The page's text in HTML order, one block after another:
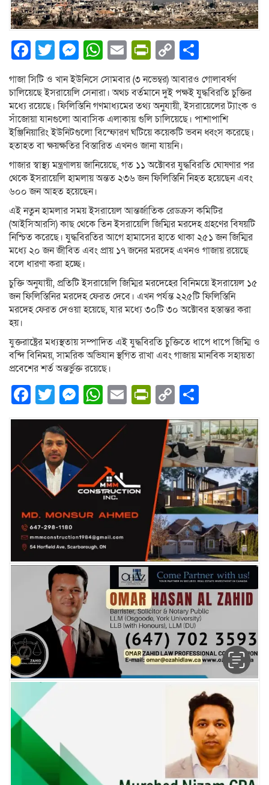
Facebook
Twitter
Messenger
WhatsApp
EmailPrintFriendly
Copy
Link
গাজা সিটি ও খান ইউনিসে সোমবার (৩ নভেম্বর) আবারও গোলাবর্ষণ
চালিয়েছে ইসরায়েলি সেনারা। অথচ বর্তমানে দুই পক্ষই যুদ্ধবিরতি চুক্তির
মধ্যে রয়েছে। ফিলিস্তিনি গণমাধ্যমের তথ্য অনুযায়ী, ইসরায়েলের ট্যাংক ও
সাঁজোয়া যানগুলো আবাসিক এলাকায় গুলি চালিয়েছে। পাশাপাশি
ইঞ্জিনিয়ারিং ইউনিটগুলো বিস্ফোরণ ঘটিয়ে কয়েকটি ভবন ধ্বংস করেছে।
হতাহত বা ক্ষয়ক্ষতির বিস্তারিত এখনও জানা যায়নি।
গাজার স্বাস্থ্য মন্ত্রণালয় জানিয়েছে, গত ১১ অক্টোবর যুদ্ধবিরতি ঘোষণার পর
থেকে ইসরায়েলি হামলায় অন্তত ২৩৬ জন ফিলিস্তিনি নিহত হয়েছেন এবং
৬০০ জন আহত হয়েছেন।
এই নতুন হামলার সময় ইসরায়েল আন্তর্জাতিক রেডক্রস কমিটির
(আইসিআরসি) কাছ থেকে তিন ইসরায়েলি জিম্মির মরদেহ গ্রহণের বিষয়টি
নিশ্চিত করেছে। যুদ্ধবিরতির আগে হামাসের হাতে থাকা ২৫১ জন জিম্মির
মধ্যে ২০ জন জীবিত এবং প্রায় ১৭ জনের মরদেহ এখনও গাজায় রয়েছে
বলে ধারণা করা হচ্ছে।
চুক্তি অনুযায়ী, প্রতিটি ইসরায়েলি জিম্মির মরদেহের বিনিময়ে ইসরায়েল ১৫
জন ফিলিস্তিনির মরদেহ ফেরত দেবে। এখন পর্যন্ত ২২৫টি ফিলিস্তিনি
মরদেহ ফেরত দেওয়া হয়েছে, যার মধ্যে ৩০টি ৩০ অক্টোবর হস্তান্তর করা
হয়।
যুক্তরাষ্ট্রের মধ্যস্থতায় সম্পাদিত এই যুদ্ধবিরতি চুক্তিতে ধাপে ধাপে জিম্মি ও
বন্দি বিনিময়, সামরিক অভিযান স্থগিত রাখা এবং গাজায় মানবিক সহায়তা
প্রবেশের শর্ত অন্তর্ভুক্ত রয়েছে।
Facebook
Twitter
Messenger
WhatsApp
EmailPrintFriendly
Copy
Link